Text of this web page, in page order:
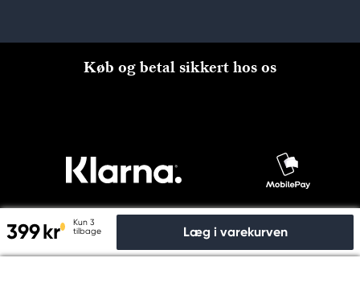
399 kr
Kun 3
tilbage
Læg i varekurven
Køb og betal sikkert hos os